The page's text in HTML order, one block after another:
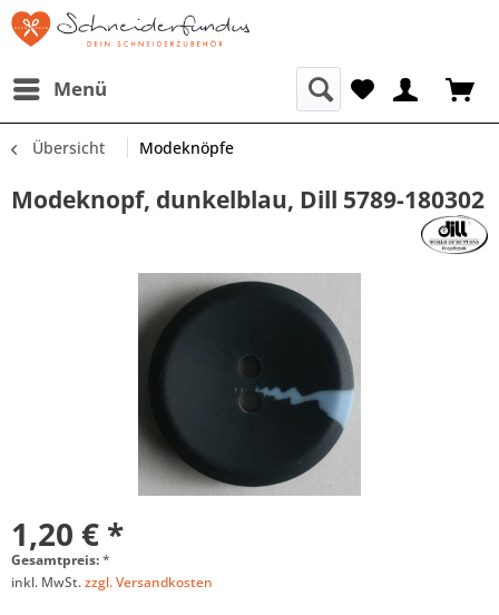
Menü
Übersicht Modeknöpfe
Modeknopf, dunkelblau, Dill 5789-180302
1,20 € *
Gesamtpreis:*
inkl. MwSt.zzgl. Versandkosten